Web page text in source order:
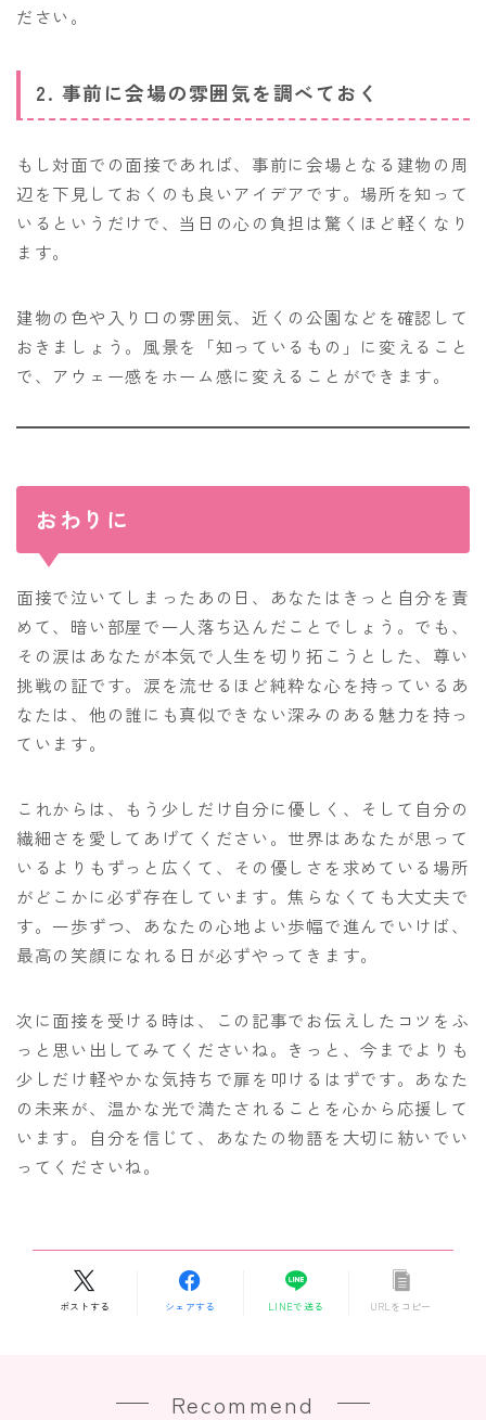
ださい。
2. 事前に会場の雰囲気を調べておく
もし対面での面接であれば、事前に会場となる建物の周
辺を下見しておくのも良いアイデアです。場所を知って
いるというだけで、当日の心の負担は驚くほど軽くなり
ます。
建物の色や入り口の雰囲気、近くの公園などを確認して
おきましょう。風景を「知っているもの」に変えること
で、アウェー感をホーム感に変えることができます。
おわりに
面接で泣いてしまったあの日、あなたはきっと自分を責
めて、暗い部屋で一人落ち込んだことでしょう。でも、
その涙はあなたが本気で人生を切り拓こうとした、尊い
挑戦の証です。涙を流せるほど純粋な心を持っているあ
なたは、他の誰にも真似できない深みのある魅力を持っ
ています。
これからは、もう少しだけ自分に優しく、そして自分の
繊細さを愛してあげてください。世界はあなたが思って
いるよりもずっと広くて、その優しさを求めている場所
がどこかに必ず存在しています。焦らなくても大丈夫で
す。一歩ずつ、あなたの心地よい歩幅で進んでいけば、
最高の笑顔になれる日が必ずやってきます。
次に面接を受ける時は、この記事でお伝えしたコツをふ
っと思い出してみてくださいね。きっと、今までよりも
少しだけ軽やかな気持ちで扉を叩けるはずです。あなた
の未来が、温かな光で満たされることを心から応援して
います。自分を信じて、あなたの物語を大切に紡いでい
ってくださいね。
ポストする シェアする LINEで送る URLをコピー
Recommend